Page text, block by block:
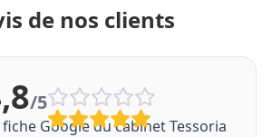
de nos clients
/5
Google du cabinet Tessoria